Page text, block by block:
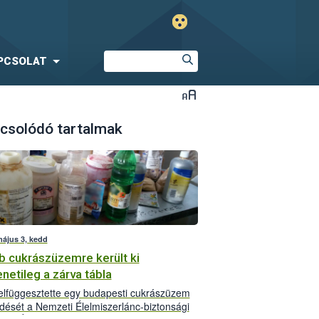
tartalmak
3, kedd
cukrászüzemre került ki
a zárva tábla
egy budapesti cukrászüzem
a Nemzeti Élelmiszerlánc-biztonsági